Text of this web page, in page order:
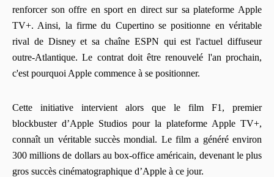
renforcer son offre en sport en direct sur sa plateforme Apple
TV+. Ainsi, la firme du Cupertino se positionne en véritable
rival de Disney et sa chaîne ESPN qui est l'actuel diffuseur
outre-Atlantique. Le contrat doit être renouvelé l'an prochain,
c'est pourquoi Apple commence à se positionner.
Cette initiative intervient alors que le film F1, premier
blockbuster d’Apple Studios pour la plateforme Apple TV+,
connaît un véritable succès mondial. Le film a généré environ
300 millions de dollars au box-office américain, devenant le plus
gros succès cinématographique d’Apple à ce jour.